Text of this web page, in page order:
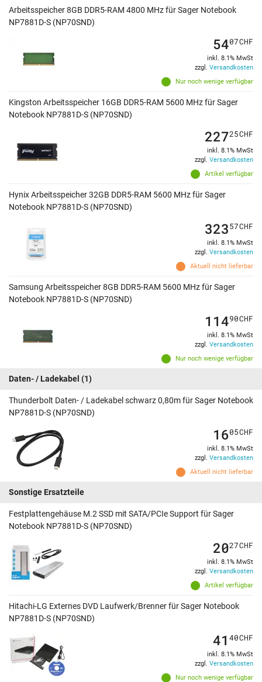
Arbeitsspeicher 8GB DDR5-RAM 4800 MHz für Sager Notebook
NP7881D-S (NP70SND)
Nur noch wenige verfügbar
5407CHF
inkl. 8.1% MwSt
zzgl. Versandkosten
Kingston Arbeitsspeicher 16GB DDR5-RAM 5600 MHz für Sager
Notebook NP7881D-S (NP70SND)
Artikel verfügbar
22725CHF
inkl. 8.1% MwSt
zzgl. Versandkosten
Hynix Arbeitsspeicher 32GB DDR5-RAM 5600 MHz für Sager
Notebook NP7881D-S (NP70SND)
Aktuell nicht lieferbar
32357CHF
inkl. 8.1% MwSt
zzgl. Versandkosten
Samsung Arbeitsspeicher 8GB DDR5-RAM 5600 MHz für Sager
Notebook NP7881D-S (NP70SND)
Nur noch wenige verfügbar
11490CHF
inkl. 8.1% MwSt
zzgl. Versandkosten
Daten- / Ladekabel (1)
Thunderbolt Daten- / Ladekabel schwarz 0,80m für Sager Notebook
NP7881D-S (NP70SND)
Aktuell nicht lieferbar
1605CHF
inkl. 8.1% MwSt
zzgl. Versandkosten
Sonstige Ersatzteile
Festplattengehäuse M.2 SSD mit SATA/PCIe Support für Sager
Notebook NP7881D-S (NP70SND)
Artikel verfügbar
2027CHF
inkl. 8.1% MwSt
zzgl. Versandkosten
Hitachi-LG Externes DVD Laufwerk/Brenner für Sager Notebook
NP7881D-S (NP70SND)
Nur noch wenige verfügbar
41 40CHF
inkl. 8.1% MwSt
zzgl. Versandkosten